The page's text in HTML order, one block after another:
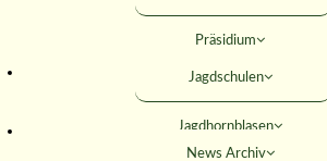
Präsidium
JAGD & NATUR
Jagdschulen
Jagdhornblasen
SERVICE
News Archiv
AKTIVITÄTEN